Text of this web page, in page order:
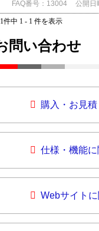
FAQ番号：13004 公開日
1件中 1 - 1 件を表示
問い合わせ
購入・お見
仕様・機能
Webサイト